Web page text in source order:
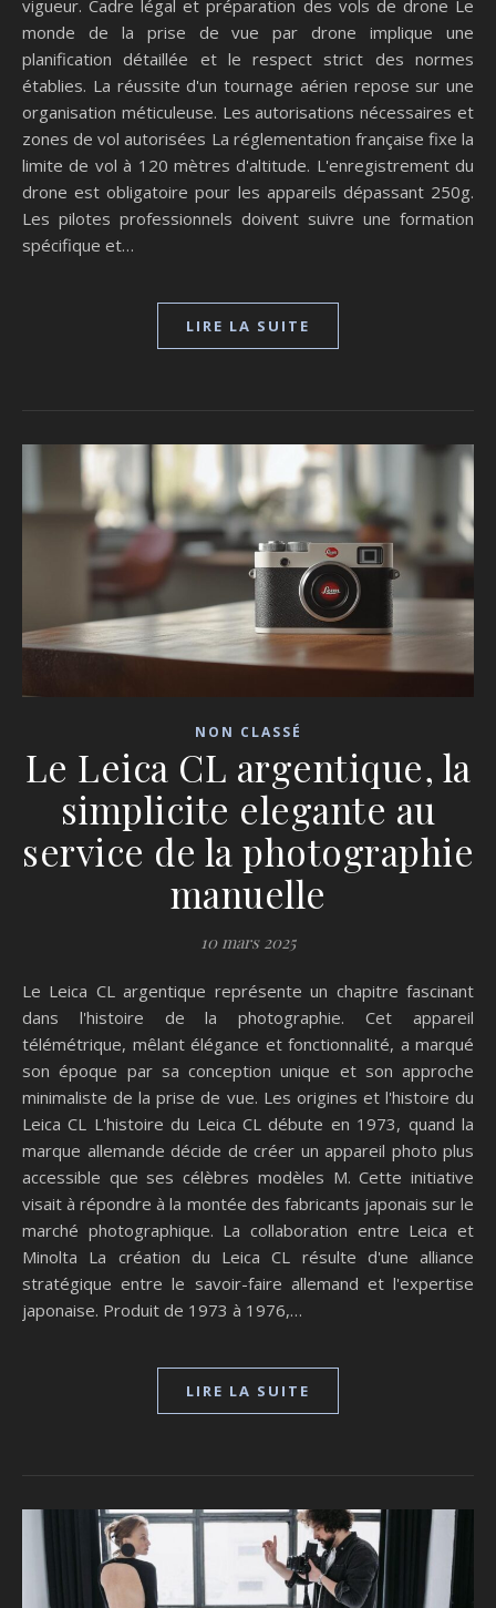
vigueur. Cadre légal et préparation des vols de drone Le
monde de la prise de vue par drone implique une
planification détaillée et le respect strict des normes
établies. La réussite d'un tournage aérien repose sur une
organisation méticuleuse. Les autorisations nécessaires et
zones de vol autorisées La réglementation française fixe la
limite de vol à 120 mètres d'altitude. L'enregistrement du
drone est obligatoire pour les appareils dépassant 250g.
Les pilotes professionnels doivent suivre une formation
spécifique et…
LIRE LA SUITE
NON CLASSÉ
Le Leica CL argentique, la
simplicite elegante au
service de la photographie
manuelle
10 mars 2025
Le Leica CL argentique représente un chapitre fascinant
dans l'histoire de la photographie. Cet appareil
télémétrique, mêlant élégance et fonctionnalité, a marqué
son époque par sa conception unique et son approche
minimaliste de la prise de vue. Les origines et l'histoire du
Leica CL L'histoire du Leica CL débute en 1973, quand la
marque allemande décide de créer un appareil photo plus
accessible que ses célèbres modèles M. Cette initiative
visait à répondre à la montée des fabricants japonais sur le
marché photographique. La collaboration entre Leica et
Minolta La création du Leica CL résulte d'une alliance
stratégique entre le savoir-faire allemand et l'expertise
japonaise. Produit de 1973 à 1976,…
LIRE LA SUITE